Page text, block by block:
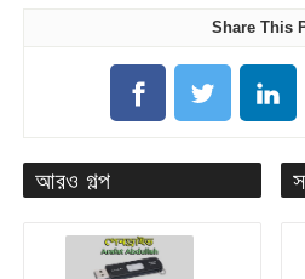
Share This
আরও গল্প